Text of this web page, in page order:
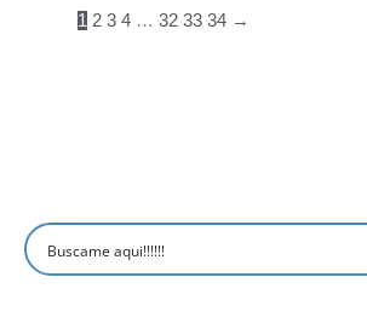
1 2 3 4 … 32 33 34 →